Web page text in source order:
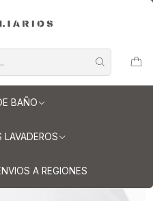
BAÑO
LAVADEROS
A REGIONES
de 170 cm
de 170 cm / LO / Carrara